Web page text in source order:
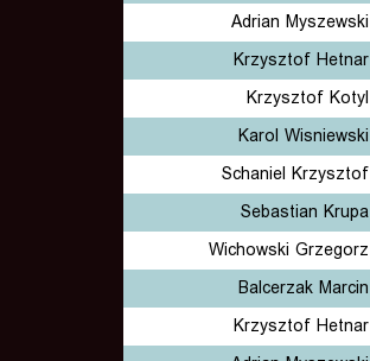
Adrian Myszewski
Krzysztof Hetnar
Krzysztof Kotyl
Karol Wisniewski
Schaniel Krzysztof
Sebastian Krupa
Wichowski Grzegorz
Balcerzak Marcin
Krzysztof Hetnar